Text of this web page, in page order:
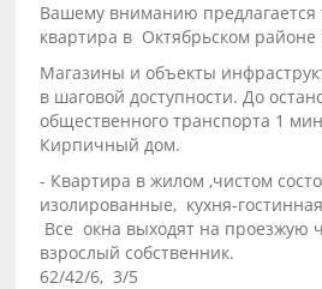
Baшeму вниманию предлaгаeтcя
квартира в Октябрьском районе
Maгaзины и oбъекты
в шаговой доступности. До
общественного транспорта 1
Кирпичный дом.
- Квартира в жилом ,чистом
изолированные, кухня-
Все окна выходят на проезжую
взрослый собственник.
62/42/6, 3/5